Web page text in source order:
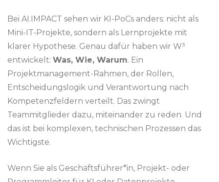
Bei AI.IMPACT sehen wir KI-PoCs anders: nicht als
Mini-IT-Projekte, sondern als Lernprojekte mit
klarer Hypothese. Genau dafür haben wir W³
entwickelt: Was, Wie, Warum. Ein
Projektmanagement-Rahmen, der Rollen,
Entscheidungslogik und Verantwortung nach
Kompetenzfeldern verteilt. Das zwingt
Teammitglieder dazu, miteinander zu reden. Und
das ist bei komplexen, technischen Prozessen das
Wichtigste.
Wenn Sie als Geschäftsführer*in, Projekt- oder